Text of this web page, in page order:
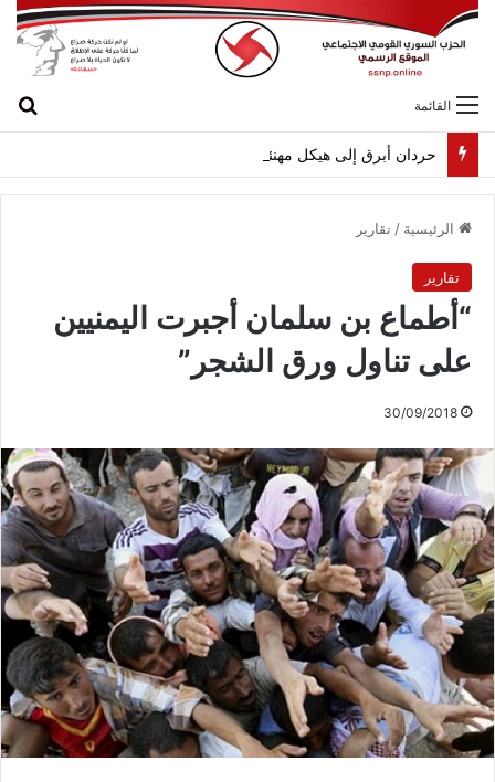
القائمة
حردان أبرق إلى هيكل مهنئاً بمناسبة عيد الجيش
الرئيسية /تقارير
تقارير
“أطماع بن سلمان أجبرت اليمنيين
على تناول ورق الشجر”
30/09/2018